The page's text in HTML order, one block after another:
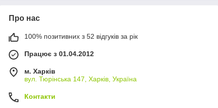
Про нас
100% позитивних з 52 відгуків за рік
Працює з 01.04.2012
м. Харків
вул. Тюрінська 147, Харків, Україна
Контакти